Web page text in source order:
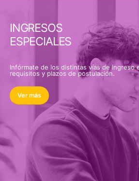
INGRESOS
ESPECIALES
Infórmate de los distintas vías de ingreso
requisitos y plazos de postulación.
Ver más